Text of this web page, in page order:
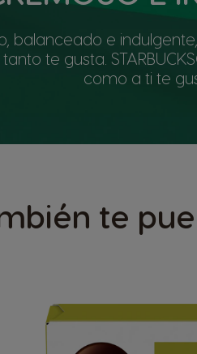
balanceado e
te gusta.
como a ti te
te